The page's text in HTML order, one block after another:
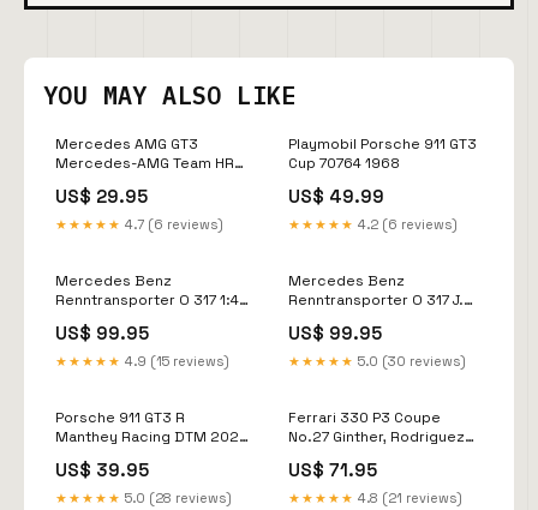
YOU MAY ALSO LIKE
Mercedes AMG GT3
Mercedes-AMG Team HRT
Ixo 1978
US$ 29.95
★★★★★ 4.7 (6 reviews)
Playmobil Porsche 911 GT3
Cup 70764 1968
US$ 49.99
★★★★★ 4.2 (6 reviews)
Mercedes Benz
Renntransporter O 317 1:43
US$ 99.95
★★★★★ 4.9 (15 reviews)
Mercedes Benz
Renntransporter O 317 J.W.
1968 1:43 Schuco Gérard
Larrousse
US$ 99.95
★★★★★ 5.0 (30 reviews)
Porsche 911 GT3 R
Manthey Racing DTM 2023
US$ 39.95
★★★★★ 5.0 (28 reviews)
Ferrari 330 P3 Coupe
No.27 Ginther, Rodriguez
1:18 1991
US$ 71.95
★★★★★ 4.8 (21 reviews)